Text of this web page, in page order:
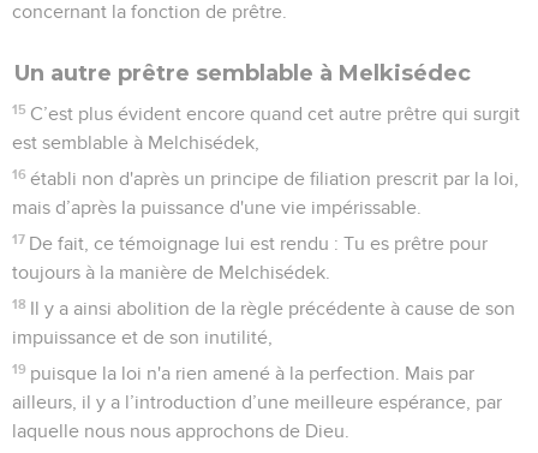
concernant la fonction de prêtre.
Un autre prêtre semblable à Melkisédec
15 C’est plus évident encore quand cet autre prêtre qui surgit
est semblable à Melchisédek,
16 établi non d'après un principe de filiation prescrit par la loi,
mais d’après la puissance d'une vie impérissable.
17 De fait, ce témoignage lui est rendu : Tu es prêtre pour
toujours à la manière de Melchisédek.
18 Il y a ainsi abolition de la règle précédente à cause de son
impuissance et de son inutilité,
19 puisque la loi n'a rien amené à la perfection. Mais par
ailleurs, il y a l’introduction d’une meilleure espérance, par
laquelle nous nous approchons de Dieu.